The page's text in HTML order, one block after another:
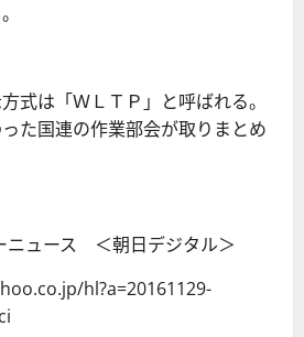
式は「ＷＬＴＰ」と呼ばれる。
た国連の作業部会が取りまとめ
ニュース ＜朝日デジタル＞
hl?a=20161129-